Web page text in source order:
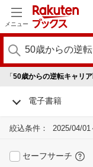
メニュー
「 50歳からの逆転キャリ
電子書籍
絞込条件： 2025/04/01
セーフサーチ